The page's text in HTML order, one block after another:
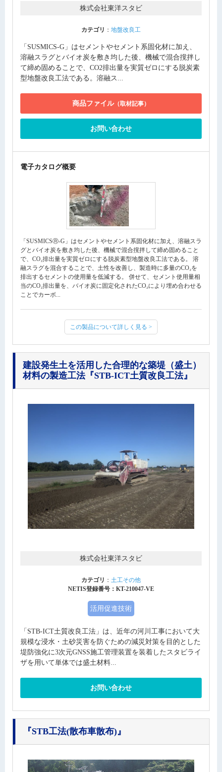
株式会社東洋スタビ
カテゴリ ： 地盤改良工
「SUSMICS-G」はセメントやセメント系固化材に加え、
溶融スラグとバイオ炭を敷き均した後、機械で混合撹拌し
て締め固めることで、CO2排出量を実質ゼロにする脱炭素
型地盤改良工法である。溶融ス...
商品ファイル（取材記事）
お問い合わせ
電子カタログ概要
「SUSMICSⓇ-G」はセメントやセメント系固化材に加え、溶融スラ
グとバイオ炭を敷き均した後、機械で混合撹拌して締め固めること
で、CO₂排出量を実質ゼロにする脱炭素型地盤改良工法である。 溶
融スラグを混合することで、土性を改善し、製造時に多量のCO₂を
排出するセメントの使用量を低減する。 併せて、セメント使用量相
当のCO₂排出量を、バイオ炭に固定化されたCO₂により埋め合わせる
ことでカーボ...
この製品について詳しく見る >
建設発生土を活用した合理的な築堤（盛土）
材料の製造工法『STB-ICT土質改良工法』
株式会社東洋スタビ
カテゴリ ： 土工その他
NETIS登録番号：KT-210047-VE
活用促進技術
「STB-ICT土質改良工法」は、近年の河川工事において大
規模な浸水・土砂災害を防ぐための減災対策を目的とした
堤防強化に3次元GNSS施工管理装置を装着したスタビライ
ザを用いて単体では盛土材料...
お問い合わせ
『STB工法(散布車散布)』